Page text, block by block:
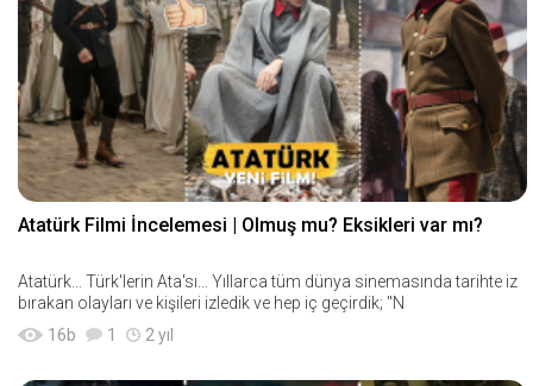
Atatürk Filmi İncelemesi | Olmuş mu? Eksikleri var mı?
Atatürk... Türk'lerin Ata'sı... Yıllarca tüm dünya sinemasında tarihte iz
bırakan olayları ve kişileri izledik ve hep iç geçirdik; "N
16b 1 2 yıl